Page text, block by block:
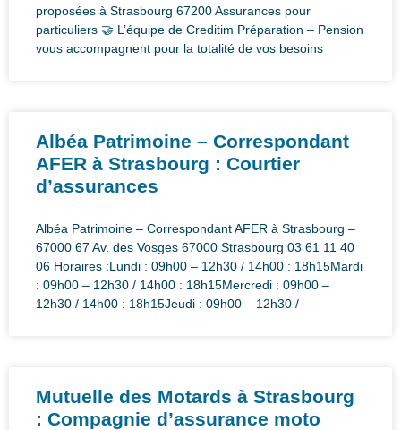
proposées à Strasbourg 67200 Assurances pour
particuliers 🤝 L’équipe de Creditim Préparation – Pension
vous accompagnent pour la totalité de vos besoins
Albéa Patrimoine – Correspondant
AFER à Strasbourg : Courtier
d’assurances
Albéa Patrimoine – Correspondant AFER à Strasbourg –
67000 67 Av. des Vosges 67000 Strasbourg 03 61 11 40
06 Horaires :Lundi : 09h00 – 12h30 / 14h00 : 18h15Mardi
: 09h00 – 12h30 / 14h00 : 18h15Mercredi : 09h00 –
12h30 / 14h00 : 18h15Jeudi : 09h00 – 12h30 /
Mutuelle des Motards à Strasbourg
: Compagnie d’assurance moto